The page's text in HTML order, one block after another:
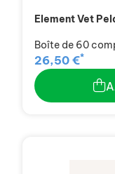
Element Vet
Boîte de 60
26,50 €*